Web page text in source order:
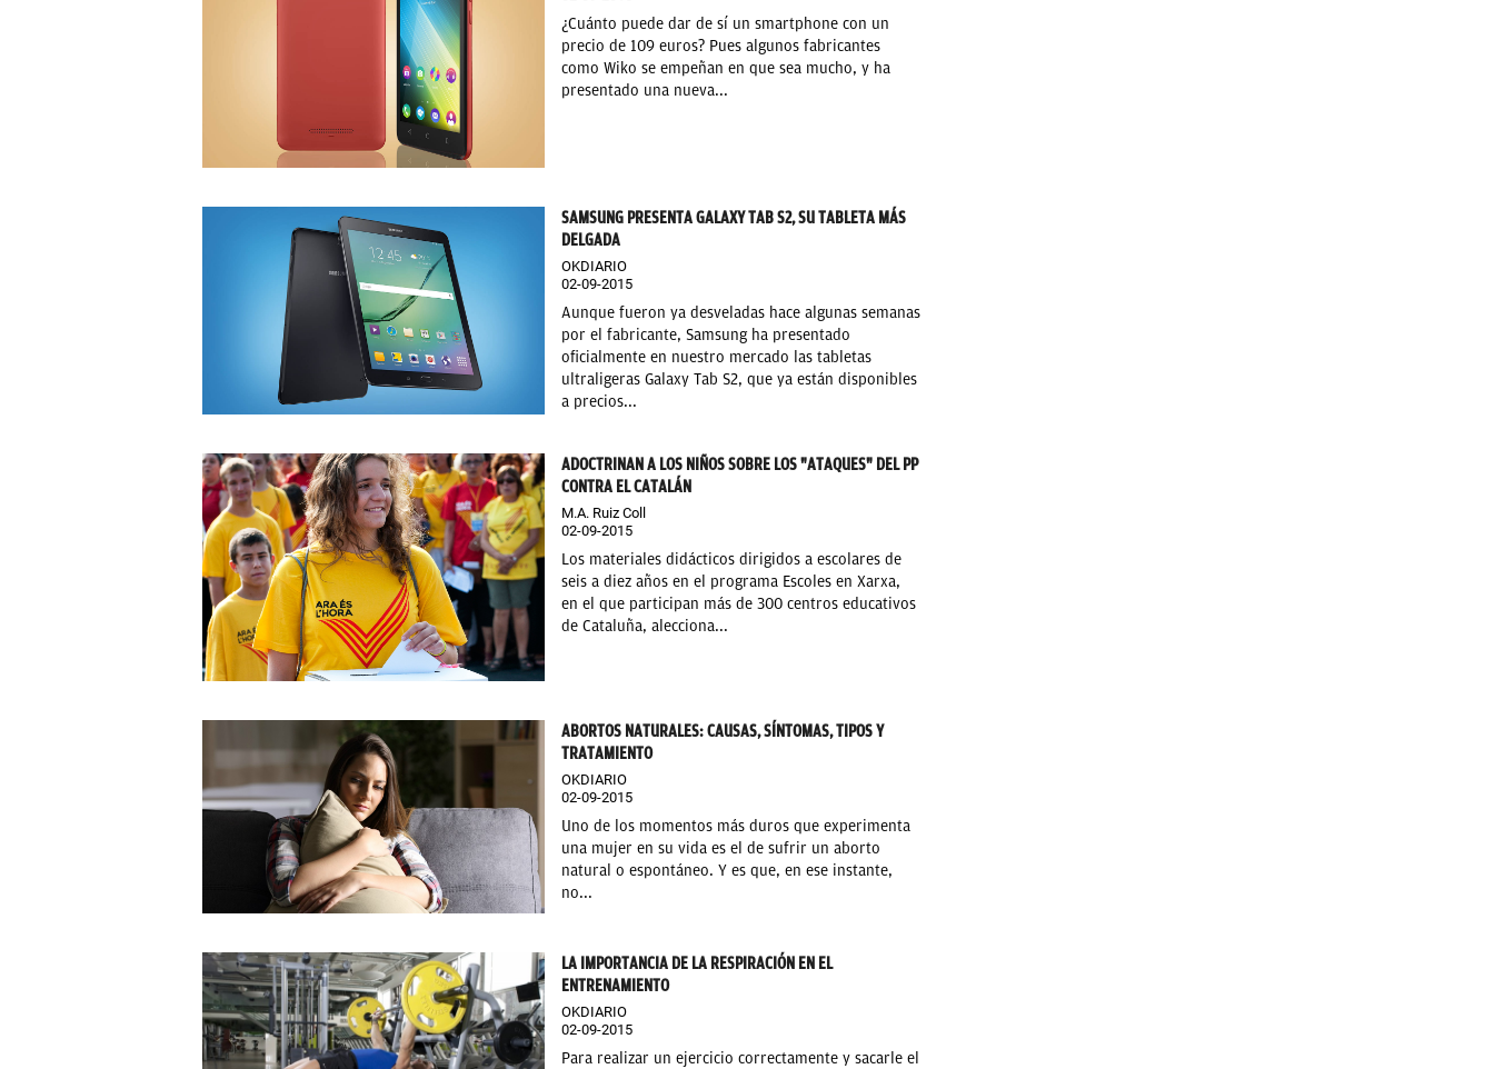
¿Cuánto puede dar de sí un smartphone con un
precio de 109 euros? Pues algunos fabricantes
como Wiko se empeñan en que sea mucho, y ha
presentado una nueva...
SAMSUNG PRESENTA GALAXY TAB S2, SU TABLETA MÁS
DELGADA
OKDIARIO
02-09-2015
Aunque fueron ya desveladas hace algunas semanas
por el fabricante, Samsung ha presentado
oficialmente en nuestro mercado las tabletas
ultraligeras Galaxy Tab S2, que ya están disponibles
a precios...
ADOCTRINAN A LOS NIÑOS SOBRE LOS "ATAQUES" DEL PP
CONTRA EL CATALÁN
M.A. Ruiz Coll
02-09-2015
Los materiales didácticos dirigidos a escolares de
seis a diez años en el programa Escoles en Xarxa,
en el que participan más de 300 centros educativos
de Cataluña, alecciona...
ABORTOS NATURALES: CAUSAS, SÍNTOMAS, TIPOS Y
TRATAMIENTO
OKDIARIO
02-09-2015
Uno de los momentos más duros que experimenta
una mujer en su vida es el de sufrir un aborto
natural o espontáneo. Y es que, en ese instante,
no...
LA IMPORTANCIA DE LA RESPIRACIÓN EN EL
ENTRENAMIENTO
OKDIARIO
02-09-2015
Para realizar un ejercicio correctamente y sacarle el